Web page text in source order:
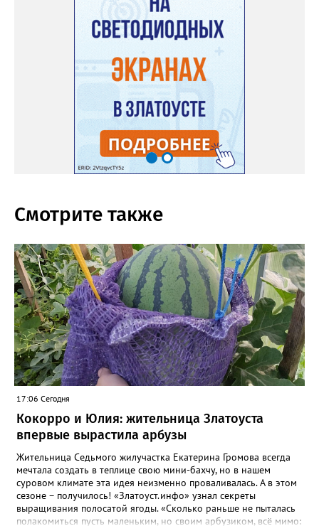
Смотрите также
17:06 Сегодня
Кокорро и Юлия: жительница Златоуста
впервые вырастила арбузы
Жительница Седьмого жилучастка Екатерина Громова всегда
мечтала создать в теплице свою мини-бахчу, но в нашем
суровом климате эта идея неизменно проваливалась. А в этом
сезоне – получилось! «Златоуст.инфо» узнал секреты
выращивания полосатой ягоды. «Сколько раньше не пыталась
полакомиться пусть маленьким, но своим арбузиком, всё мимо: